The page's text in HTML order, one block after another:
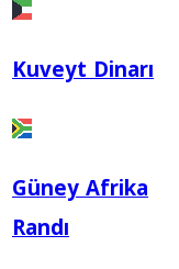
Kuveyt Dinarı
Güney Afrika
Randı